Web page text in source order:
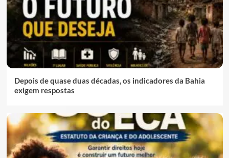
Depois de quase duas décadas, os indicadores da Bahia
exigem respostas